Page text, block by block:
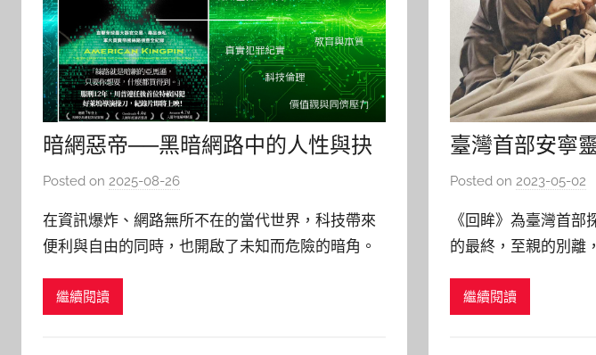
暗網惡帝──黑暗網路中的人性與抉
擇
Posted on 2025-08-26
林
玉
在資訊爆炸、網路無所不在的當代世界，科技帶來
便利與自由的同時，也開啟了未知而危險的暗角。
Bilton）撰寫，透過縝密的調查、獨家訪談與相關
繼續閱讀
臺灣首部安寧
生命最終如何
Posted on2023-05-02
y
《回眸》為臺灣首
的最終，至親的別離
路，記錄片中三位末
繼續閱讀